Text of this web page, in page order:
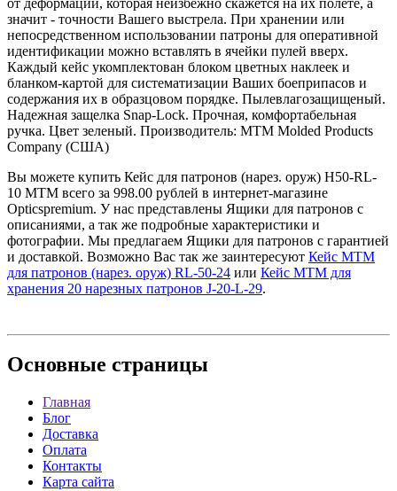
значит - точности Вашего выстрела. При хранении или
непосредственном использовании патроны для оперативной
идентификации можно вставлять в ячейки пулей вверх.
Каждый кейс укомплектован блоком цветных наклеек и
бланком-картой для систематизации Ваших боеприпасов и
содержания их в образцовом порядке. Пылевлагозащищеный.
Надежная защелка Snap-Lock. Прочная, комфортабельная
ручка. Цвет зеленый. Производитель: MTM Molded Products
Company (США)
Вы можете купить Кейс для патронов (нарез. оруж) H50-RL-
10 MTM всего за 998.00 рублей в интернет-магазине
Opticspremium. У нас представлены Ящики для патронов с
описаниями, а так же подробные характеристики и
фотографии. Мы предлагаем Ящики для патронов с гарантией
и доставкой. Возможно Вас так же заинтересуют Кейс MTM
для патронов (нарез. оруж) RL-50-24 или Кейс MTM для
хранения 20 нарезных патронов J-20-L-29.
Основные страницы
Главная
Блог
Доставка
Оплата
Контакты
Карта сайта